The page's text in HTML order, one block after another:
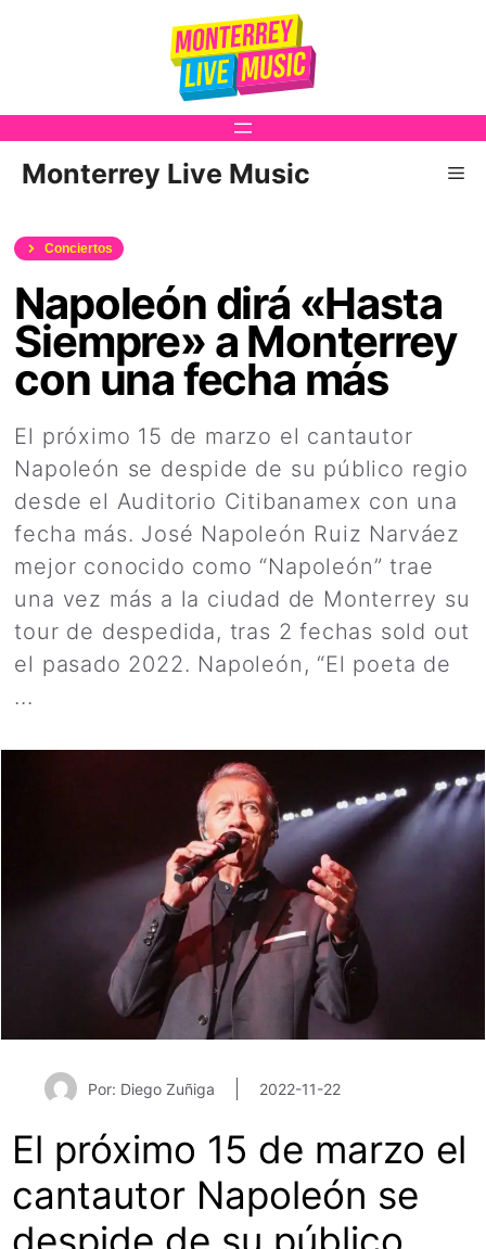
Monterrey Live Music
Conciertos
Napoleón dirá «Hasta
Siempre» a Monterrey
con una fecha más
El próximo 15 de marzo el cantautor
Napoleón se despide de su público regio
desde el Auditorio Citibanamex con una
fecha más. José Napoleón Ruiz Narváez
mejor conocido como “Napoleón” trae
una vez más a la ciudad de Monterrey su
tour de despedida, tras 2 fechas sold out
el pasado 2022. Napoleón, “El poeta de
...
Por: Diego Zuñiga 2022-11-22
El próximo 15 de marzo el
cantautor Napoleón se